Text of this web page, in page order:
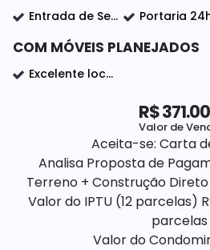
Entrada de Serviço Portaria
COM MÓVEIS PLANEJADOS
Excelente localização
R$
Valor de
Aceita-se: Carta
Analisa Proposta de
Terreno + Construção
Valor do IPTU (12 parcelas)
parcelas
Valor do